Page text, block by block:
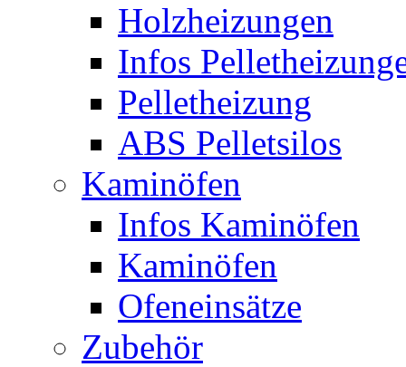
Holzheizungen
Infos
Pelletheizung
ABS Pelletsilos
Kaminöfen
Infos Kaminöfen
Kaminöfen
Ofeneinsätze
Zubehör